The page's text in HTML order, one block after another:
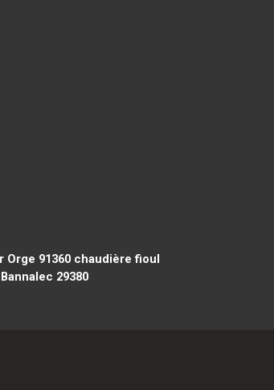
91360chaudière fioul
29380